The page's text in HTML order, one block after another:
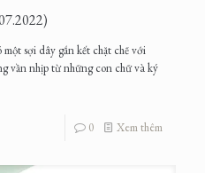
sợi dây gắn kết chặt chẽ với
vần nhịp từ những con chữ và ký
0 Xem thêm